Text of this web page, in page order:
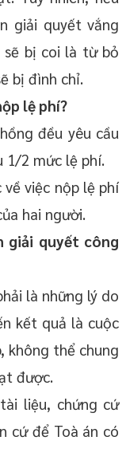
giải quyết vắng
bị coi là từ bỏ
bị đình chỉ.
lệ phí?
đều yêu cầu
1/2 mức lệ phí.
việc nộp lệ phí
hai người.
giải quyết công
là những lý do
kết quả là cuộc
không thể chung
được.
liệu, chứng cứ
cứ để Toà án có